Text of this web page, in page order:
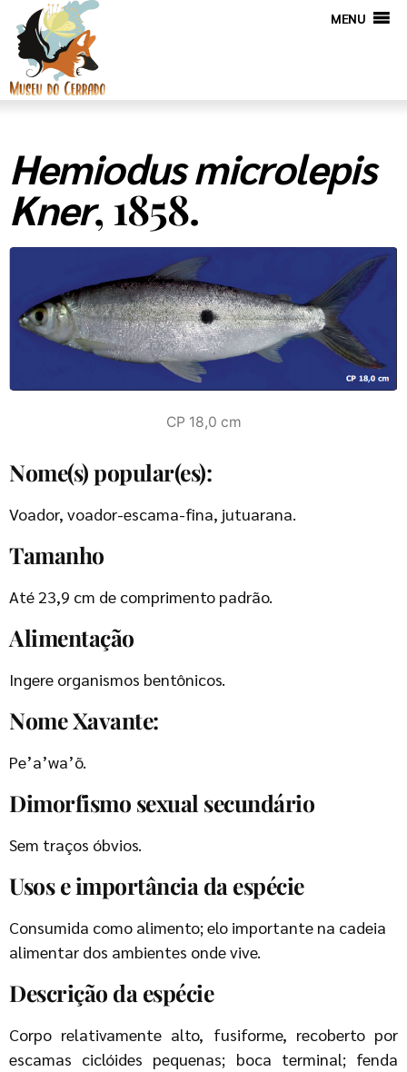
MENU
Hemiodus microlepis
Kner, 1858.
CP 18,0 cm
Nome(s) popular(es):
Voador, voador-escama-fina, jutuarana.
Tamanho
Até 23,9 cm de comprimento padrão.
Alimentação
Ingere organismos bentônicos.
Nome Xavante:
Pe’a’wa’õ.
Dimorfismo sexual secundário
Sem traços óbvios.
Usos e importância da espécie
Consumida como alimento; elo importante na cadeia
alimentar dos ambientes onde vive.
Descrição da espécie
Corpo relativamente alto, fusiforme, recoberto por
escamas ciclóides pequenas; boca terminal; fenda